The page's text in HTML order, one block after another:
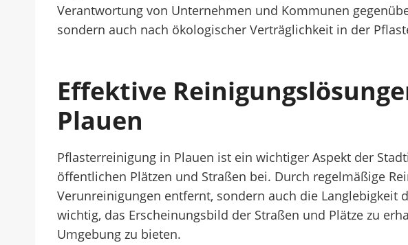
Verantwortung von Unternehmen und Kommunen
sondern auch nach ökologischer Verträglichkeit in der
Effektive
Plauen
Pflasterreinigung in Plauen ist ein wichtiger Aspekt der
öffentlichen Plätzen und Straßen bei. Durch regelmäßige
Verunreinigungen entfernt, sondern auch die Langlebigkeit
wichtig, das Erscheinungsbild der Straßen und Plätze zu
Umgebung zu bieten.